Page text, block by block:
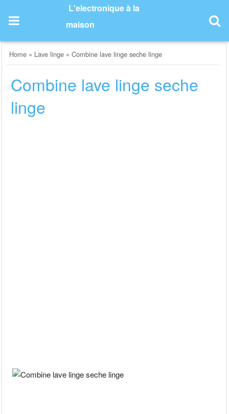
content
L'electronique à la
maison
Home » Lave linge »Combine lave linge seche linge
Combine lave linge seche
linge